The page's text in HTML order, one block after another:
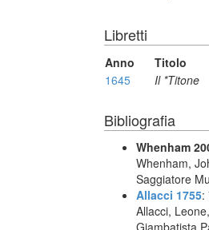
Libretti
Anno Titolo
1645
Il *Titone
Bibliografia
Whenham
Whenham,
Saggiatore
Allacci 1755:
Allacci, Leone,
Giambatista